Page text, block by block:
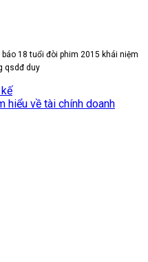
18 tuổi đòi phim 2015 khái niệm
qsdđ duy
hiểu về tài chính doanh